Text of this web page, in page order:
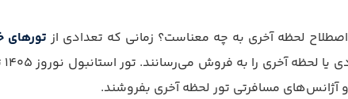
لحظه آخری به چه معناست؟ زمانی که تعدادی از تورهای
مسافرتی تور لحظه آخری بفروشند.